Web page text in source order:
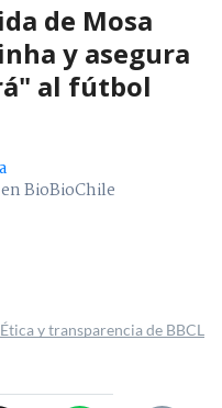
de Mosa
y asegura
al fútbol
BioBioChile
Ética y transparencia de BBCL